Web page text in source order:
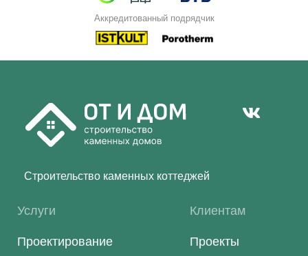
Аккредитованный подрядчик
Строительство каменных коттеджей
Услуги
Проектирование
Клиентам
Проекты